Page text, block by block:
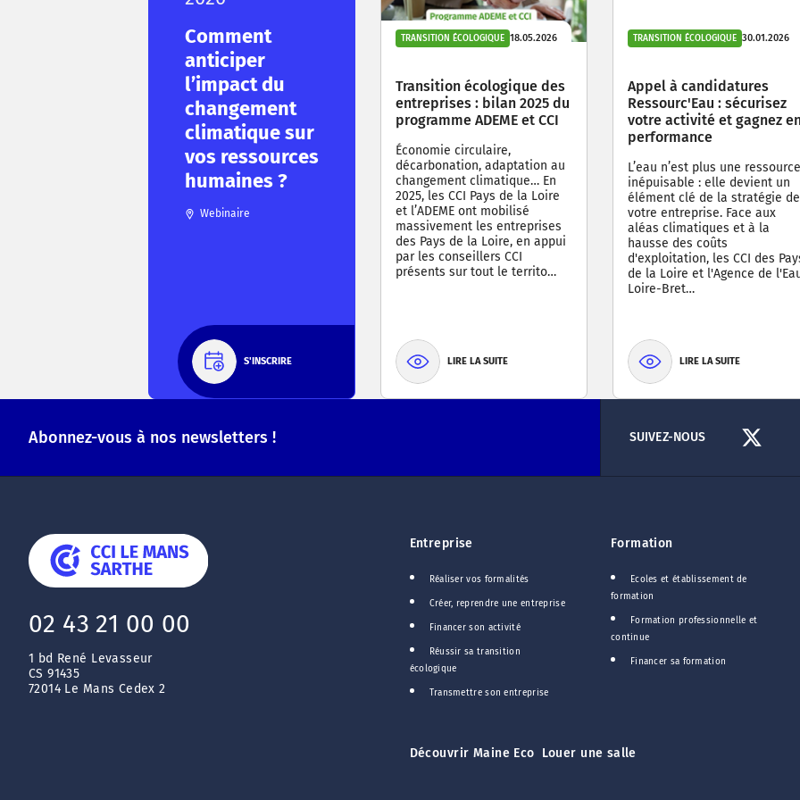
Comment
anticiper
l’impact du
changement
climatique sur
vos ressources
humaines ?
Webinaire
S'INSCRIRE
TRANSITION ÉCOLOGIQUE 18.05.2026
Transition écologique des
entreprises : bilan 2025 du
programme ADEME et CCI
Économie circulaire,
décarbonation, adaptation au
changement climatique… En
2025, les CCI Pays de la Loire
et l’ADEME ont mobilisé
massivement les entreprises
des Pays de la Loire, en appui
par les conseillers CCI
présents sur tout le territo…
LIRE LA SUITE
TRANSITION ÉCOLOGIQUE 30.01.2026
Appel à candidatures
Ressourc'Eau : sécurisez
votre activité et gagnez
performance
L’eau n’est plus une ressource
inépuisable : elle devient un
élément clé de la stratégie de
votre entreprise. Face aux
aléas climatiques et à la
hausse des coûts
d'exploitation, les CCI des
de la Loire et l'Agence de
Loire-Bret…
LIRE LA SUITE
Abonnez-vous à nos newsletters ! SUIVEZ-NOUS
02 43 21 00 00
1 bd René Levasseur
CS 91435
72014 Le Mans Cedex 2
Entreprise
Réaliser vos formalités
Créer, reprendre une entreprise
Financer son activité
Réussir sa transition
écologique
Transmettre son entreprise
Formation
Ecoles et établissement de
formation
Formation professionnelle et
continue
Financer sa formation
Découvrir Maine Eco Louer une salle